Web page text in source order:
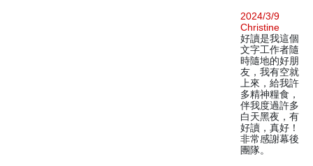
2024/3/9
Christine
好讀是我這個
文字工作者隨
時隨地的好朋
友，我有空就
上來，給我許
多精神糧食，
伴我度過許多
白天黑夜，有
好讀，真好！
非常感謝幕後
團隊。